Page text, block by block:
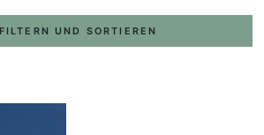
FILTERN UND SORTIEREN